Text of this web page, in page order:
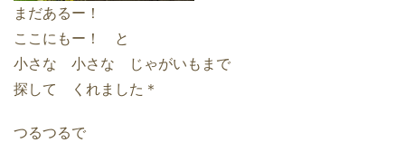
まだあるー！
ここにもー！ と
小さな 小さな じゃがいもまで
探して くれました＊
つるつるで